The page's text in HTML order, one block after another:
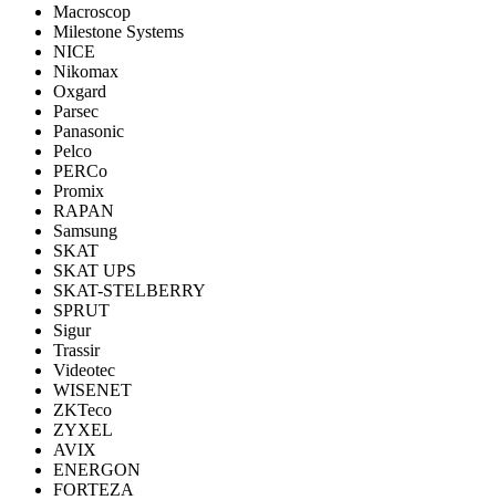
Macroscop
Milestone Systems
NICE
Nikomax
Oxgard
Parsec
Panasonic
Pelco
PERCo
Promix
RAPAN
Samsung
SKAT
SKAT UPS
SKAT-STELBERRY
SPRUT
Sigur
Trassir
Videotec
WISENET
ZKTeco
ZYXEL
AVIX
ENERGON
FORTEZA